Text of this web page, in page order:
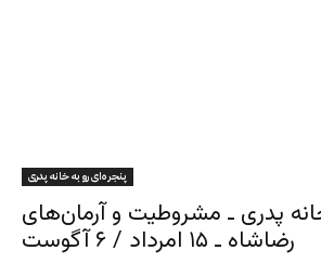
پنجره‌ای رو به خانه پدری
پدری ـ مشروطیت و آرمان‌های
رضاشاه ـ ۱۵ امرداد / ۶ آگوست